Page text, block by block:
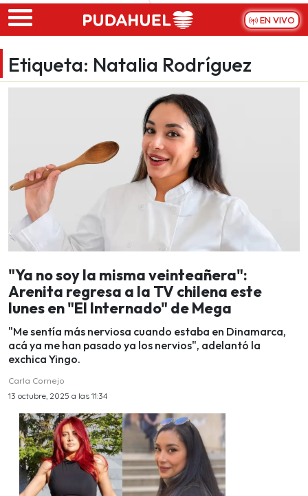
Skip to main content
EN VIVO
Etiqueta: Natalia Rodríguez
"Ya no soy la misma veinteañera":
Arenita regresa a la TV chilena este
lunes en "El Internado" de Mega
"Me sentía más nerviosa cuando estaba en Dinamarca,
acá ya me han pasado ya los nervios", adelantó la
exchica Yingo.
Carla Cornejo
13 octubre, 2025 a las 11:34